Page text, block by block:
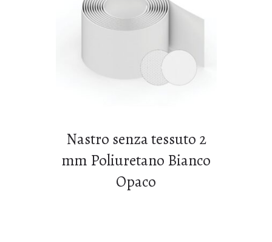
Nastro senza tessuto 2
mm Poliuretano Bianco
Opaco